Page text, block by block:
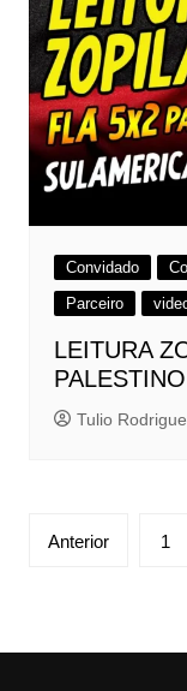
Convidado
Parceiro
LEITURA
Tulio
Paginação
Anterior 1